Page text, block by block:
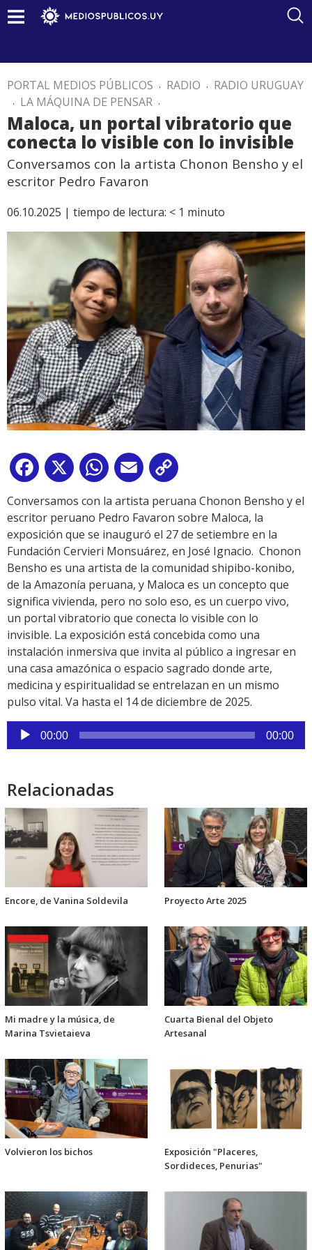
PORTAL MEDIOS PÚBLICOS . RADIO . RADIO URUGUAY
. LA MÁQUINA DE PENSAR .
Maloca, un portal vibratorio que
conecta lo visible con lo invisible
Conversamos con la artista Chonon Bensho y el
escritor Pedro Favaron
06.10.2025 | tiempo de lectura: < 1 minuto
Facebook
X WhatsApp
Email
Link
Conversamos con la artista peruana Chonon Bensho y el
escritor peruano Pedro Favaron sobre Maloca, la
exposición que se inauguró el 27 de setiembre en la
Fundación Cervieri Monsuárez, en José Ignacio. Chonon
Bensho es una artista de la comunidad shipibo-konibo,
de la Amazonía peruana, y Maloca es un concepto que
significa vivienda, pero no solo eso, es un cuerpo vivo,
un portal vibratorio que conecta lo visible con lo
invisible. La exposición está concebida como una
instalación inmersiva que invita al público a ingresar en
una casa amazónica o espacio sagrado donde arte,
medicina y espiritualidad se entrelazan en un mismo
pulso vital. Va hasta el 14 de diciembre de 2025.
Reproductor
de
00:00 00:00
Relacionadas
Encore, de Vanina Soldevila Proyecto Arte 2025
Mi madre y la música, de
Marina Tsvietaieva
Cuarta Bienal del Objeto
Artesanal
Volvieron los bichos
Exposición "Placeres,
Sordideces, Penurias"